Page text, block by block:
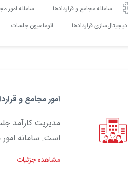
سامانه مجامع و قراردادها سامانه امور
دیجیتال‌سازی قراردادها
اتوماسیون جلسات
امور مجامع و
مدیریت کارآمد
است. سامانه امور
مشاهده جزئیات